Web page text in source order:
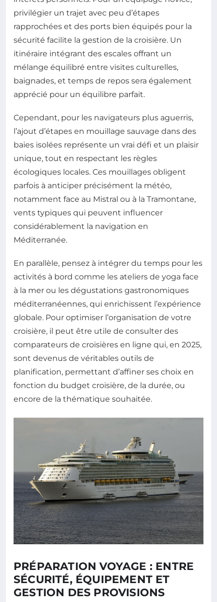
privilégier un trajet avec peu d’étapes
rapprochées et des ports bien équipés pour la
sécurité facilite la gestion de la croisière. Un
itinéraire intégrant des escales offrant un
mélange équilibré entre visites culturelles,
baignades, et temps de repos sera également
apprécié pour un équilibre parfait.
Cependant, pour les navigateurs plus aguerris,
l’ajout d’étapes en mouillage sauvage dans des
baies isolées représente un vrai défi et un plaisir
unique, tout en respectant les règles
écologiques locales. Ces mouillages obligent
parfois à anticiper précisément la météo,
notamment face au Mistral ou à la Tramontane,
vents typiques qui peuvent influencer
considérablement la navigation en
Méditerranée.
En parallèle, pensez à intégrer du temps pour les
activités à bord comme les ateliers de yoga face
à la mer ou les dégustations gastronomiques
méditerranéennes, qui enrichissent l’expérience
globale. Pour optimiser l’organisation de votre
croisière, il peut être utile de consulter des
comparateurs de croisières en ligne qui, en 2025,
sont devenus de véritables outils de
planification, permettant d’affiner ses choix en
fonction du budget croisière, de la durée, ou
encore de la thématique souhaitée.
PRÉPARATION VOYAGE : ENTRE
SÉCURITÉ, ÉQUIPEMENT ET
GESTION DES PROVISIONS